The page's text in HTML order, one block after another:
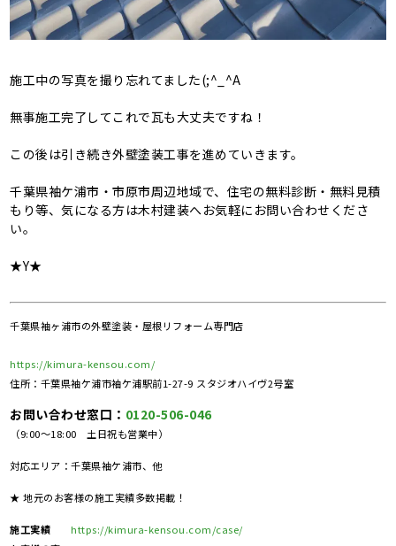
施工中の写真を撮り忘れてました(;^_^A
無事施工完了してこれで瓦も大丈夫ですね！
この後は引き続き外壁塗装工事を進めていきます。
千葉県袖ケ浦市・市原市周辺地域で、住宅の無料診断・無料見積
もり等、気になる方は木村建装へお気軽にお問い合わせくださ
い。
★Y★
千葉県袖ヶ浦市の外壁塗装・屋根リフォーム専門店
https://kimura-kensou.com/
住所：千葉県袖ケ浦市袖ケ浦駅前1-27-9 スタジオハイヴ2号室
お問い合わせ窓口： 0120-506-046
（9:00～18:00 土日祝も営業中）
対応エリア：千葉県袖ケ浦市、他
★ 地元のお客様の施工実績多数掲載！
施工実績
https://kimura-kensou.com/case/